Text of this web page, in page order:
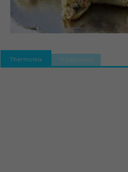
Thermomix Tradicional